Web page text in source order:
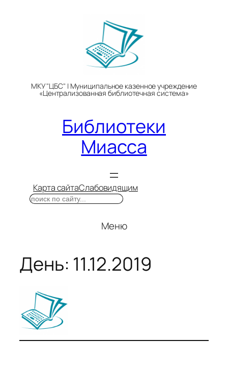
МКУ "ЦБС" | Муниципальное казенное учреждение
«Централизованная библиотечная система»
Библиотеки
Миасса
Карта сайтаСлабовидящим
Поиск
Меню
День: 11.12.2019